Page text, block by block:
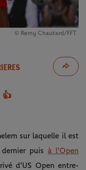
© Remy Chautard/FFT
👍
sur laquelle il est
puis à l'Open
d'US Open entre-